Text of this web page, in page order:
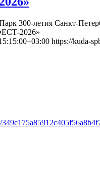
300-летия Санкт-
2026»
https://kuda-